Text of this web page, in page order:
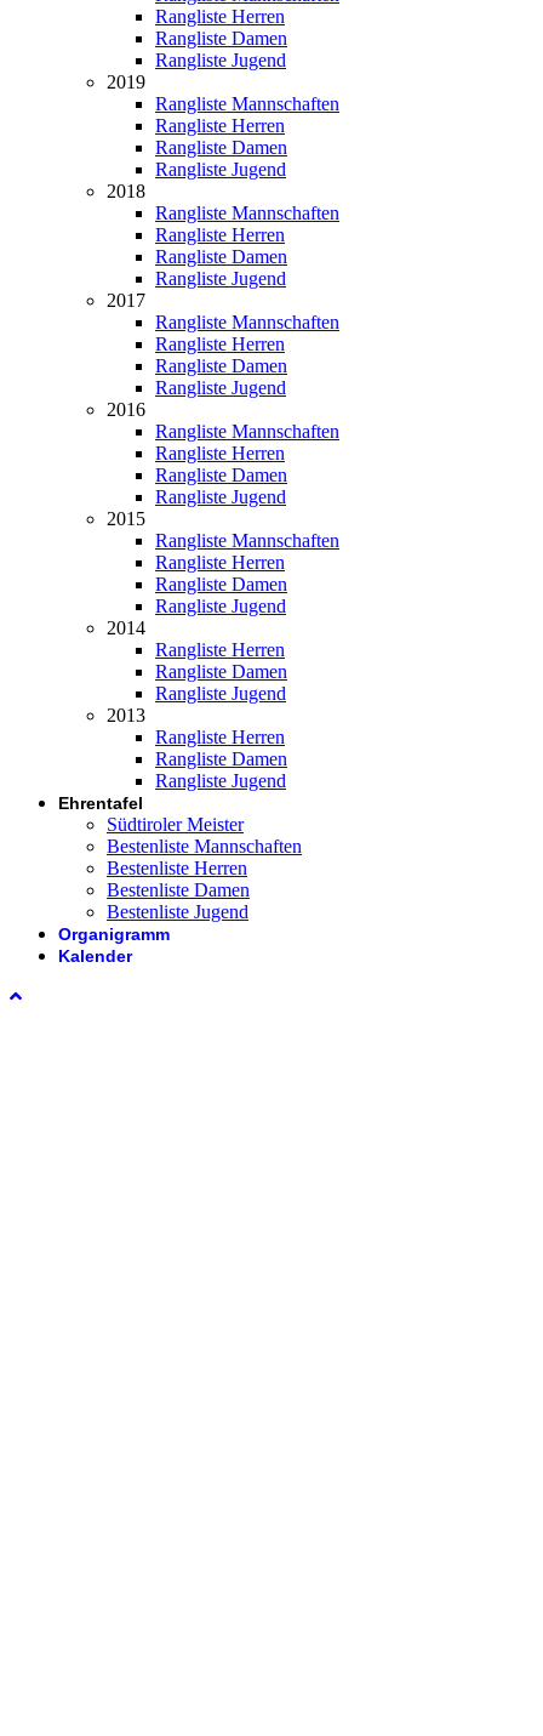
Rangliste Herren
Rangliste Damen
Rangliste Jugend
2019
Rangliste Mannschaften
Rangliste Herren
Rangliste Damen
Rangliste Jugend
2018
Rangliste Mannschaften
Rangliste Herren
Rangliste Damen
Rangliste Jugend
2017
Rangliste Mannschaften
Rangliste Herren
Rangliste Damen
Rangliste Jugend
2016
Rangliste Mannschaften
Rangliste Herren
Rangliste Damen
Rangliste Jugend
2015
Rangliste Mannschaften
Rangliste Herren
Rangliste Damen
Rangliste Jugend
2014
Rangliste Herren
Rangliste Damen
Rangliste Jugend
2013
Rangliste Herren
Rangliste Damen
Rangliste Jugend
Ehrentafel
Südtiroler Meister
Bestenliste Mannschaften
Bestenliste Herren
Bestenliste Damen
Bestenliste Jugend
Organigramm
Kalender